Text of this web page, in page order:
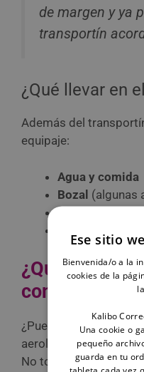
de margen y ya
transportín
¿Qué llevar en
Además del
equipaje:
Agua y comida
Bozal (algunas
Juguetes para
¿Qué
con perros
¿Puede viajar un perro
aerolínea si es muy
No todas las
Ese sitio
Bienvenida/o a la
cookies de la
Kalibo
Una cookie o
pequeño
guarda en tu